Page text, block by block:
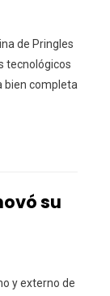
de Pringles
tecnológicos
bien completa
su
y externo de